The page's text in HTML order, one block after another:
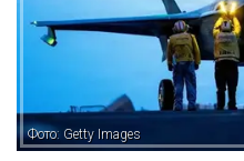
Фото: Getty Images